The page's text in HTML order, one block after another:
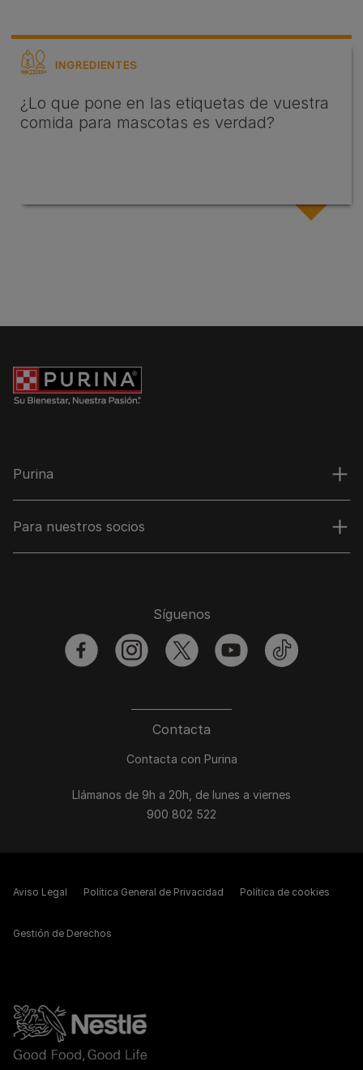
INGREDIENTES
¿Lo que pone en las etiquetas de vuestra
comida para mascotas es verdad?
Purina
Para nuestros socios
Contacta
Contacta con Purina
Llámanos de 9h a 20h, de lunes a viernes
900 802 522
Síguenos
facebookinstagramtwitter youtubetiktok
Aviso Legal Política General de Privacidad Política de cookies
Gestión de Derechos